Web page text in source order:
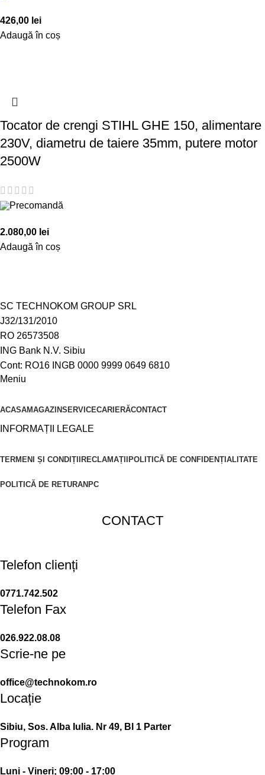
426,00 lei
Adaugă în coș
Tocator de crengi STIHL GHE 150, alimentare
230V, diametru de taiere 35mm, putere motor
2500W
Precomandă
2.080,00 lei
Adaugă în coș
SC TECHNOKOM GROUP SRL
J32/131/2010
RO 26573508
ING Bank N.V. Sibiu
Cont: RO16 INGB 0000 9999 0649 6810
Meniu
ACASAMAGAZINSERVICECARIERĂCONTACT
INFORMAȚII LEGALE
TERMENI ȘI CONDIȚIIRECLAMAȚIIPOLITICĂ DE CONFIDENȚIALITATE
POLITICĂ DE RETURANPC
CONTACT
Telefon clienți
0771.742.502
Telefon Fax
026.922.08.08
Scrie-ne pe
office@technokom.ro
Locație
Sibiu, Sos. Alba Iulia. Nr 49, Bl 1 Parter
Program
Luni - Vineri; 09:00 - 17:00